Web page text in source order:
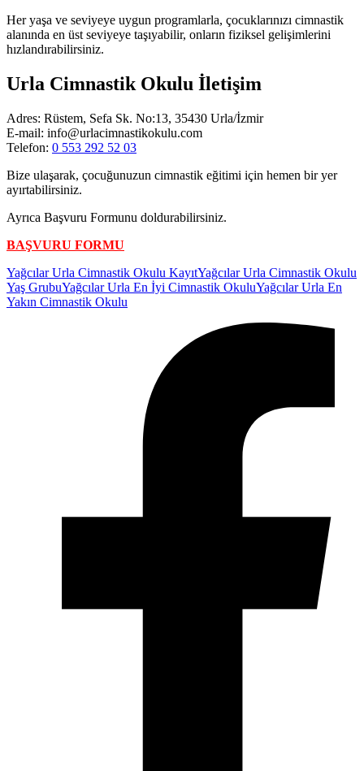
Her yaşa ve seviyeye uygun programlarla, çocuklarınızı cimnastik
alanında en üst seviyeye taşıyabilir, onların fiziksel gelişimlerini
hızlandırabilirsiniz.
Urla Cimnastik Okulu İletişim
Adres: Rüstem, Sefa Sk. No:13, 35430 Urla/İzmir
E-mail: info@urlacimnastikokulu.com
Telefon: 0 553 292 52 03
Bize ulaşarak, çocuğunuzun cimnastik eğitimi için hemen bir yer
ayırtabilirsiniz.
Ayrıca Başvuru Formunu doldurabilirsiniz.
BAŞVURU FORMU
Etiketler:
Yağcılar Urla Cimnastik Okulu KayıtYağcılar Urla Cimnastik Okulu
Yaş GrubuYağcılar Urla En İyi Cimnastik OkuluYağcılar Urla En
Yakın Cimnastik Okulu